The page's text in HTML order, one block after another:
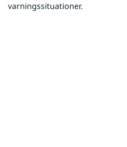
varningssituationer.